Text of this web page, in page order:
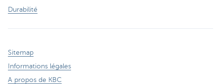
Durabilité
Sitemap
Informations légales
A propos de KBC